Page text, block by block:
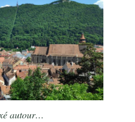
autour…